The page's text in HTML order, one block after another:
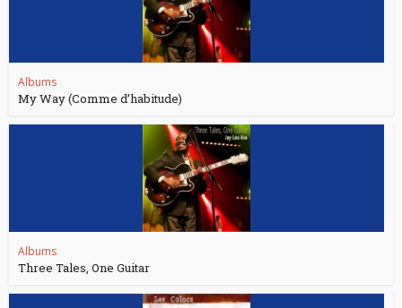
Albums
My Way (Comme d’habitude)
Albums
Three Tales, One Guitar